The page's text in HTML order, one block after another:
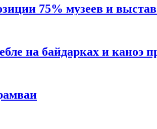
75% музеев и
на байдарках и каноэ